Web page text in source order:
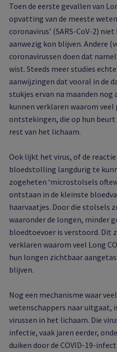
Toen de eerste gevallen van
opvatting van de meeste
coronavirus’ (SARS-CoV-2)
aanwezig kon blijven. Andere
coronavirussen doen dat
wist. Steeds meer studies
aanwijzingen dat vooral in de
stukjes ervan na maanden nog
kunnen verklaren waarom
ontstekingen, die op hun beurt
rest van het lichaam.
Ook lijkt het virus, of de
bloedstolling langdurig te
zogeheten ‘microstolsels
ontstaan in de kleinste
haarvaatjes. Door die stolsels
waaronder de longen, minder
bloedtoevoer is verstoord. Dit
verklaren waarom veel Long
hun longen zichtbaar
blijven.
Nog een mechanisme waar
wetenschappers naar uitgaat,
virussen in het lichaam. Die
infectie, vaak jaren eerder,
duiken door de COVID-19-